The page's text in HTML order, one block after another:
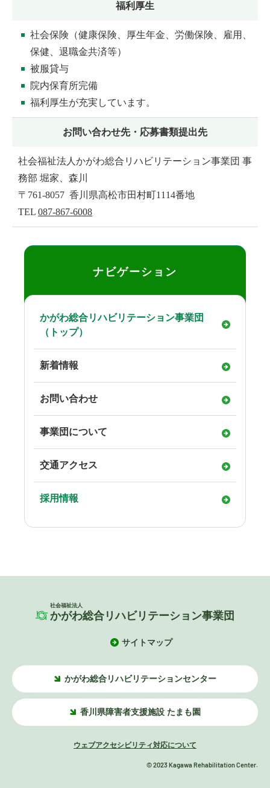
福利厚生
社会保険（健康保険、厚生年金、労働保険、雇用、
保健、退職金共済等）
被服貸与
院内保育所完備
福利厚生が充実しています。
お問い合わせ先・応募書類提出先
社会福祉法人かがわ総合リハビリテーション事業団 事
務部 堀家、森川
〒761-8057 香川県高松市田村町1114番地
TEL 087-867-6008
ナビゲーション
かがわ総合リハビリテーション事業団
（トップ）
新着情報
お問い合わせ
事業団について
交通アクセス
採用情報
社会福祉法人
かがわ総合リハビリテーション事業団
サイトマップ
かがわ総合リハビリテーションセンター
香川県障害者支援施設 たまも園
ウェブアクセシビリティ対応について
©2023Kagawa Rehabilitation Center.